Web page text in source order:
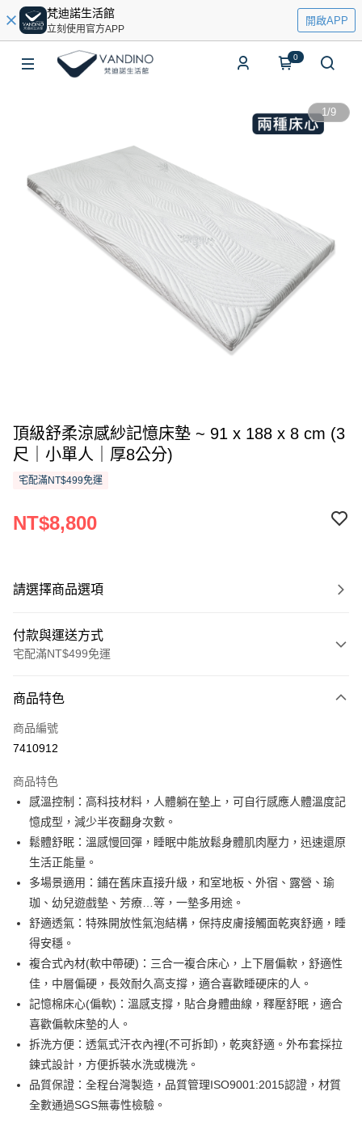
梵迪諾生活館
立刻使用官方APP
開啟APP
0
1/9
頂級舒柔涼感紗記憶床墊 ~ 91 x 188 x 8 cm (3
尺｜小單人｜厚8公分)
宅配滿NT$499免運
NT$8,800
請選擇商品選項
付款與運送方式
宅配滿NT$499免運
信用卡一次付款
信用卡分期付款
合作金庫商業銀行
華南商業銀行
彰化商業銀行
上海商業儲蓄銀行
國泰世華商業銀行
兆豐國際商業銀行
臺灣中小企業銀行
匯豐（台灣）商業銀行
華泰商業銀行
聯邦商業銀行
遠東國際商業銀行
元大商業銀行
永豐商業銀行
玉山商業銀行
星展（台灣）商業銀行
台新國際商業銀行
台灣樂天信用卡公司
6 期 0 利率 每期
華南商業銀行
上海商業儲蓄銀行
台北富邦商業銀行
國泰世華商業銀行
臺灣中小企業銀行
台中商業銀行
匯豐（台灣）商業銀行
華泰商業銀行
聯邦商業銀行
遠東國際商業銀行
元大商業銀行
永豐商業銀行
玉山商業銀行
台新國際商業銀行
中國信託商業銀行
台灣樂天信用卡公司
LINE Pay
Apple Pay
街口支付
悠遊付
Google Pay
全盈+PAY
AFTEE先享後付
相關說明
AFTEE先享後付是「在收到商品之後才付款」的支付方式。 讓您購物簡單
便利好安心！
１．簡單：不需註冊會員、不需綁卡、不需儲值。
２．便利：只要手機號碼，簡訊認證，即可結帳。
３．安心：先確認商品／服務後，再付款。
ATM付款
運送方式
宅配
商品特色
商品編號
7410912
商品特色
感溫控制：高科技材料，人體躺在墊上，可自行感應人體溫度記
憶成型，減少半夜翻身次數。
鬆體舒眠：溫感慢回彈，睡眠中能放鬆身體肌肉壓力，迅速還原
生活正能量。
多場景適用：鋪在舊床直接升級，和室地板、外宿、露營、瑜
珈、幼兒遊戲墊、芳療…等，一墊多用途。
舒適透氣：特殊開放性氣泡結構，保持皮膚接觸面乾爽舒適，睡
得安穩。
複合式內材(軟中帶硬)：三合一複合床心，上下層偏軟，舒適性
佳，中層偏硬，長效耐久高支撐，適合喜歡睡硬床的人。
記憶棉床心(偏軟)：溫感支撐，貼合身體曲線，釋壓舒眠，適合
喜歡偏軟床墊的人。
拆洗方便：透氣式汗衣內裡(不可拆卸)，乾爽舒適。外布套採拉
鍊式設計，方便拆裝水洗或機洗。
品質保證：全程台灣製造，品質管理ISO9001:2015認證，材質
全數通過SGS無毒性檢驗。